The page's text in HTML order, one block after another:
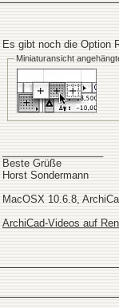
Es gibt noch die Option
Miniaturansicht
Beste Grüße
Horst Sondermann
MacOSX 10.6.8,
ArchiCad-Videos auf